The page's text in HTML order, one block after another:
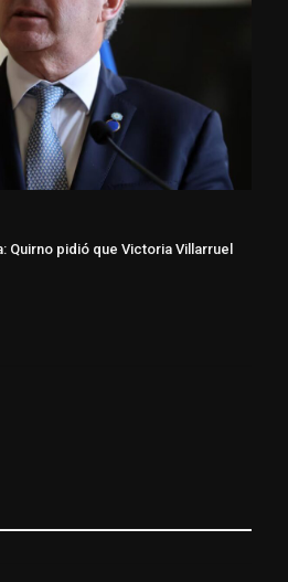
Quirno pidió que Victoria Villarruel